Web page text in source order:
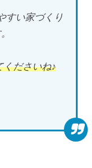
すい家づくり
くださいね♪